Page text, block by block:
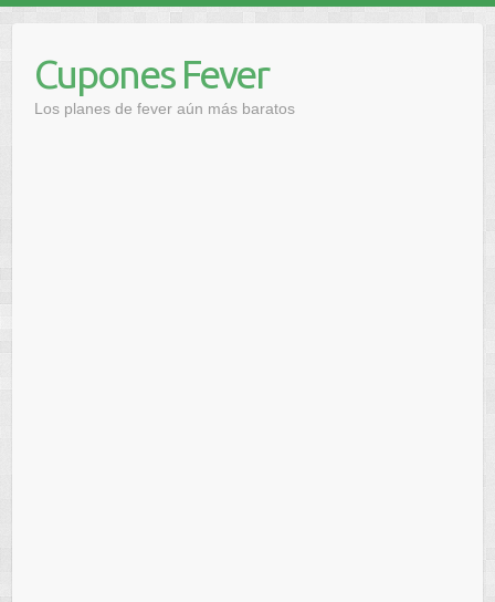
contenidoCupones Fever
Los planes de fever aún más baratos